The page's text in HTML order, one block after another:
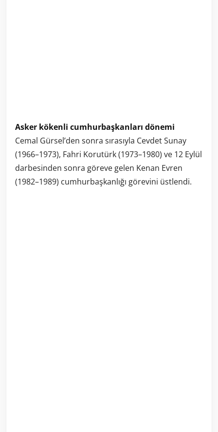
Asker kökenli cumhurbaşkanları dönemi
Cemal Gürsel’den sonra sırasıyla Cevdet Sunay
(1966–1973), Fahri Korutürk (1973–1980) ve 12 Eylül
darbesinden sonra göreve gelen Kenan Evren
(1982–1989) cumhurbaşkanlığı görevini üstlendi.